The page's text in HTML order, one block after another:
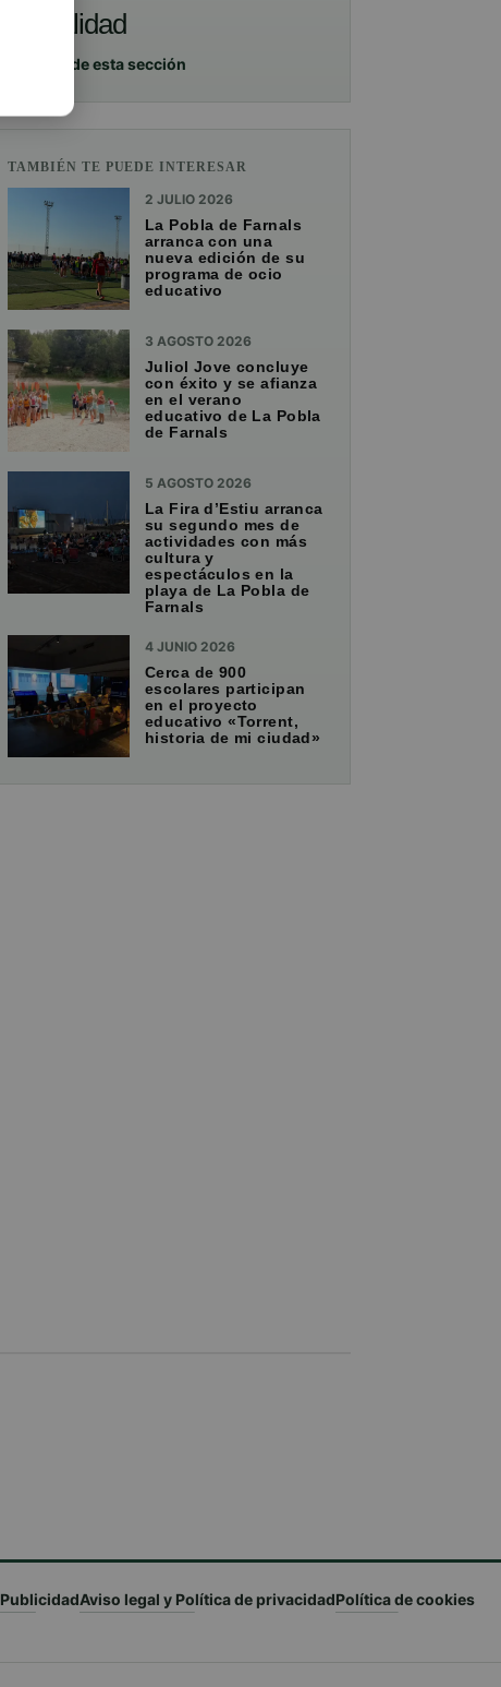
Actualidad
Ver más de esta sección
TAMBIÉN TE PUEDE INTERESAR
2 JULIO 2026
La Pobla de Farnals
arranca con una
nueva edición de su
programa de ocio
educativo
3 AGOSTO 2026
Juliol Jove concluye
con éxito y se afianza
en el verano
educativo de La Pobla
de Farnals
5 AGOSTO 2026
La Fira d’Estiu arranca
su segundo mes de
actividades con más
cultura y
espectáculos en la
playa de La Pobla de
Farnals
4 JUNIO 2026
Cerca de 900
escolares participan
en el proyecto
educativo «Torrent,
historia de mi ciudad»
PublicidadAviso legal y Política de privacidadPolítica de cookies